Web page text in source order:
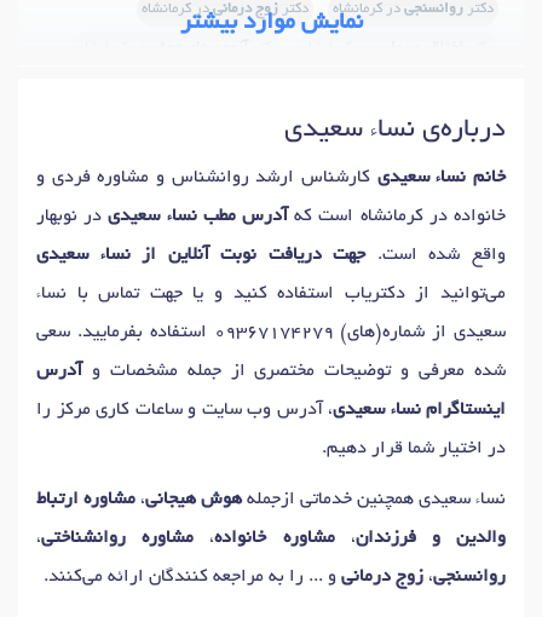
دکتر روانسنجی در کرمانشاه دکتر زوج درمانیدر کرمانشاه
دکترآموزش مهارتهای زندگیدر کرمانشاه
دکتر
تست شخصیت
نمایش موارد بیشتر
درباره‌ی نساء سعیدی
خانم نساء سعیدی کارشناس ارشد روانشناس و مشاوره فردی و
خانواده در کرمانشاه است که آدرس مطب نساء سعیدیدر نوبهار
واقع شده است.جهت دریافت نوبت آنلاین از نساء سعیدی
می‌توانید از دکتریاب استفاده کنید و یا جهت تماس با نساء
سعیدی از شماره(های) 09367174279
استفاده بفرمایید. سعی
شده معرفی و توضیحات مختصری از جمله مشخصات و آدرس
اینستاگرام نساء سعیدی، آدرس وب سایت و ساعات کاری مرکز را
در اختیار شما قرار دهیم.
نساء سعیدی همچنین خدماتی ازجملههوش هیجانی، مشاوره ارتباط
والدین و فرزندان،مشاوره خانواده، مشاوره روانشناختی،
روانسنجی، زوج درمانی و ... را به مراجعه کنندگان ارائه می‌کنند.